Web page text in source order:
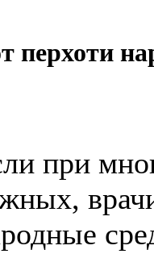
перхоти
при